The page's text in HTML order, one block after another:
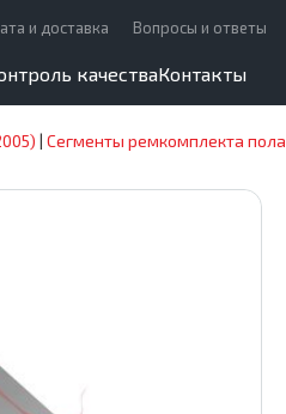
и доставка Вопросы и ответы
качестваКонтакты
| Сегменты ремкомплекта пола